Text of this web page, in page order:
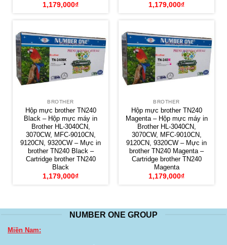
1,179,000₫
1,179,000₫
BROTHER
Hộp mực brother TN240
Black – Hộp mực máy in
Brother HL-3040CN,
3070CW, MFC-9010CN,
9120CN, 9320CW – Mực in
brother TN240 Black –
Cartridge brother TN240
Black
1,179,000₫
BROTHER
Hộp mực brother TN240
Magenta – Hộp mực máy in
Brother HL-3040CN,
3070CW, MFC-9010CN,
9120CN, 9320CW – Mực in
brother TN240 Magenta –
Cartridge brother TN240
Magenta
1,179,000₫
NUMBER ONE GROUP
Miền Nam: